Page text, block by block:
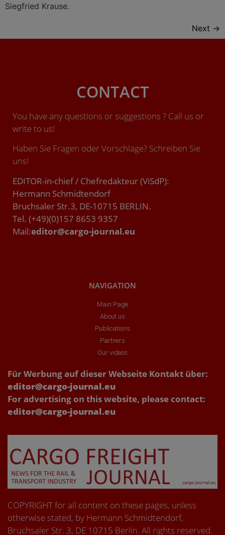
Siegfried Krause.
Next →
CONTACT
You have any questions or suggestions ? Call us or
write to us!
Haben Sie Fragen oder Vorschläge? Schreiben Sie
uns!
EDITOR-in-chief / Chefredakteur (ViSdP):
Hermann Schmidtendorf
Bruchsaler Str.3, DE-10715 BERLIN.
Tel. (+49)(0)157 8653 9357
Mail:editor@cargo-journal.eu
NAVIGATION
Main Page
About us
Publications
Partners
Our videos
Für Werbung auf dieser Webseite Kontakt über:
editor@cargo-journal.eu
For advertising on this website, please contact:
editor@cargo-journal.eu
COPYRIGHT for all content on these pages, unless
otherwise stated, by Hermann Schmidtendorf,
Bruchsaler Str. 3, DE 10715 Berlin. All rights reserved.